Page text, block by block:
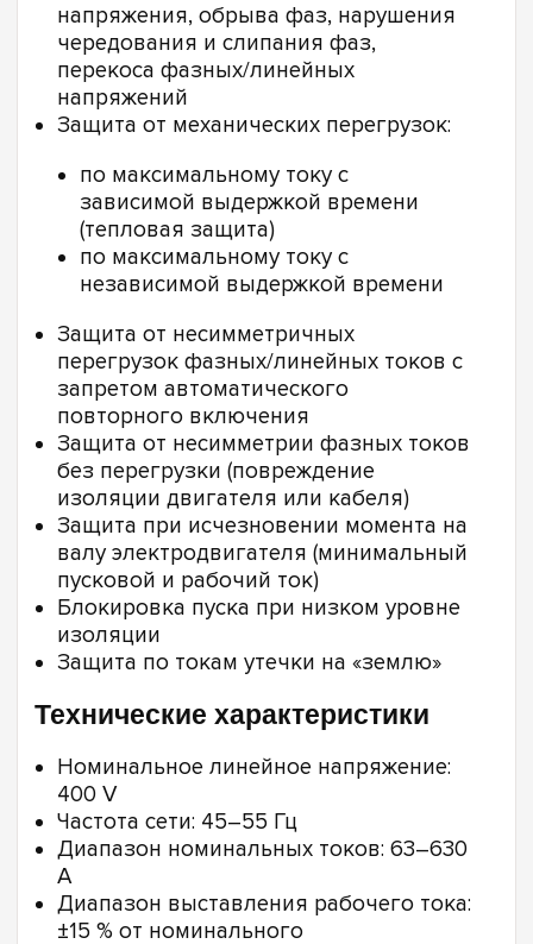
напряжения, обрыва фаз, нарушения
чередования и слипания фаз,
перекоса фазных/линейных
напряжений
Защита от механических перегрузок:
по максимальному току с
зависимой выдержкой времени
(тепловая защита)
по максимальному току с
независимой выдержкой времени
Защита от несимметричных
перегрузок фазных/линейных токов с
запретом автоматического
повторного включения
Защита от несимметрии фазных токов
без перегрузки (повреждение
изоляции двигателя или кабеля)
Защита при исчезновении момента на
валу электродвигателя (минимальный
пусковой и рабочий ток)
Блокировка пуска при низком уровне
изоляции
Защита по токам утечки на «землю»
Технические характеристики
Номинальное линейное напряжение:
400 V
Частота сети: 45–55 Гц
Диапазон номинальных токов: 63–630
А
Диапазон выставления рабочего тока:
±15 % от номинального